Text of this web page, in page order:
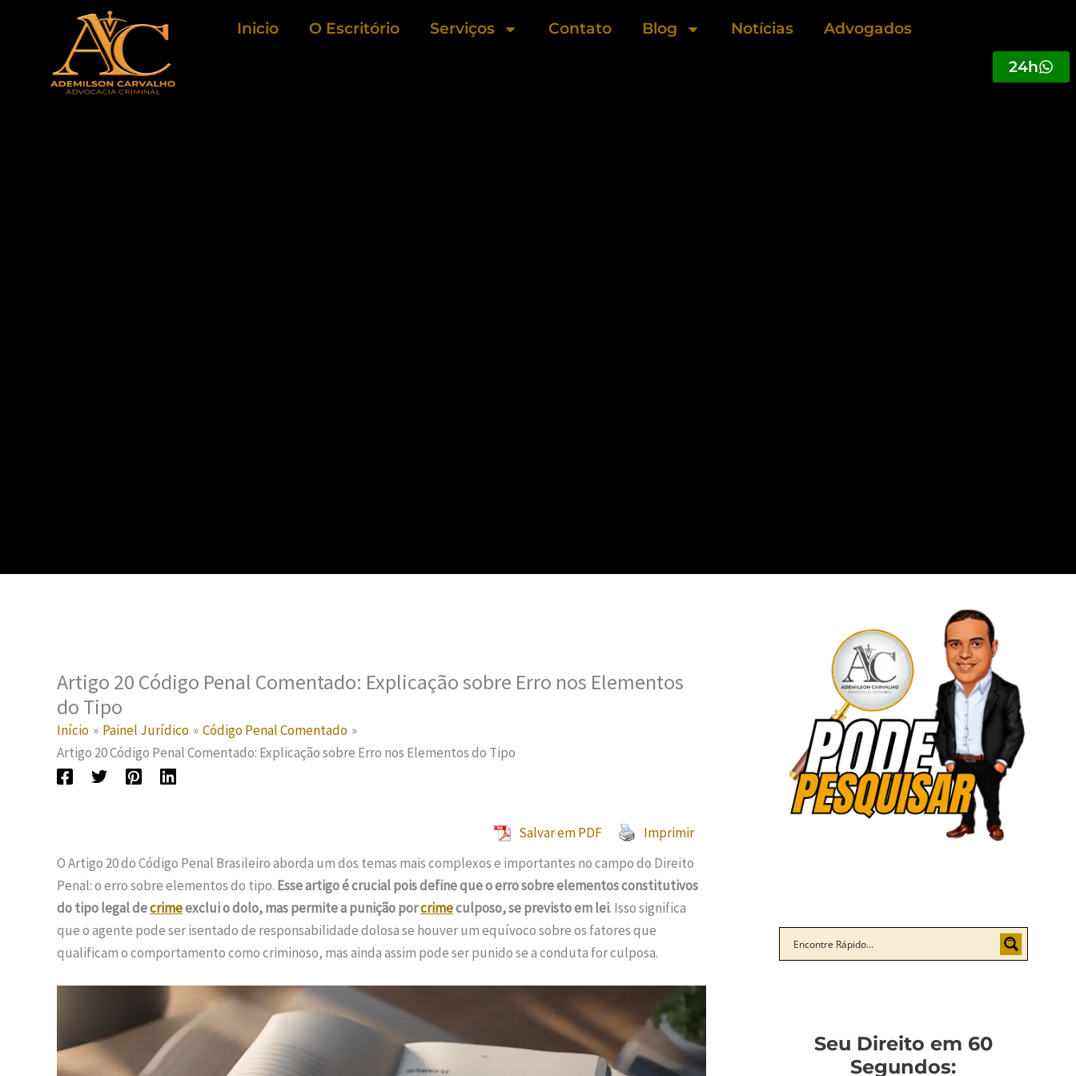
conteúdo
Inicio O Escritório Serviços Contato Blog Notícias Advogados
24h
Artigo 20 Código Penal Comentado: Explicação sobre Erro nos Elementos
do Tipo
Início Painel Jurídico
Código Penal Comentado
Artigo 20 Código Penal Comentado: Explicação sobre Erro nos Elementos do Tipo
Salvar em PDF
Imprimir
O Artigo 20 do Código Penal Brasileiro aborda um dos temas mais complexos e importantes no campo do Direito
Penal: o erro sobre elementos do tipo. Esse artigo é crucial pois define que o erro sobre elementos constitutivos
do tipo legal decrimeexclui o dolo, mas permite a punição porcrimeculposo, se previsto em lei. Isso significa
que o agente pode ser isentado de responsabilidade dolosa se houver um equívoco sobre os fatores que
qualificam o comportamento como criminoso, mas ainda assim pode ser punido se a conduta for culposa.
Seu Direito em 60
Segundos: